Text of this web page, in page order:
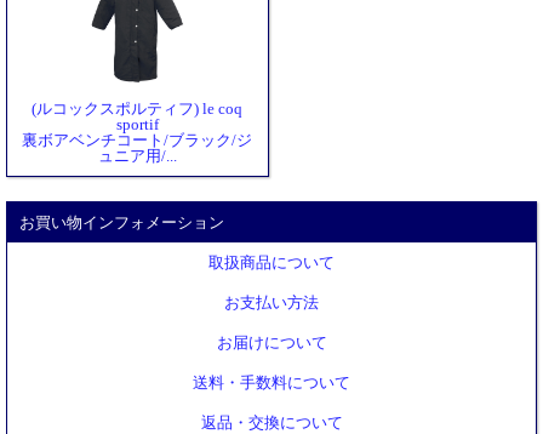
(ルコックスポルティフ) le coq
sportif
裏ボアベンチコート/ブラック/ジ
ュニア用/...
お買い物インフォメーション
取扱商品について
お支払い方法
お届けについて
送料・手数料について
返品・交換について